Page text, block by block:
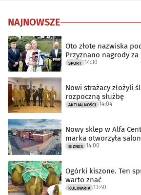
NAJNOWSZE
Oto złote nazwiska
Przyznano nagrody za
SPORT 14:30
Nowi strażacy złożyli
rozpoczną służbę
AKTUALNOŚCI 14:04
Nowy sklep w Alfa
marka otworzyła
BIZNES 14:00
Ogórki kiszone. Ten
warto znać
KULINARIA 13:40